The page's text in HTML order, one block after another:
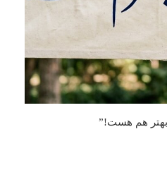
هم هست!”
هم هست!